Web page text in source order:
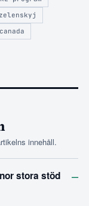
canada
innehåll.
stora stöd
–